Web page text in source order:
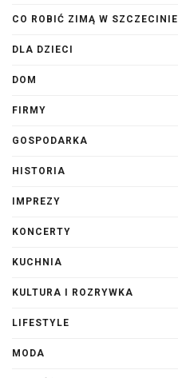
CO ROBIĆ ZIMĄ W SZCZECINIE
DLA DZIECI
DOM
FIRMY
GOSPODARKA
HISTORIA
IMPREZY
KONCERTY
KUCHNIA
KULTURA I ROZRYWKA
LIFESTYLE
MODA